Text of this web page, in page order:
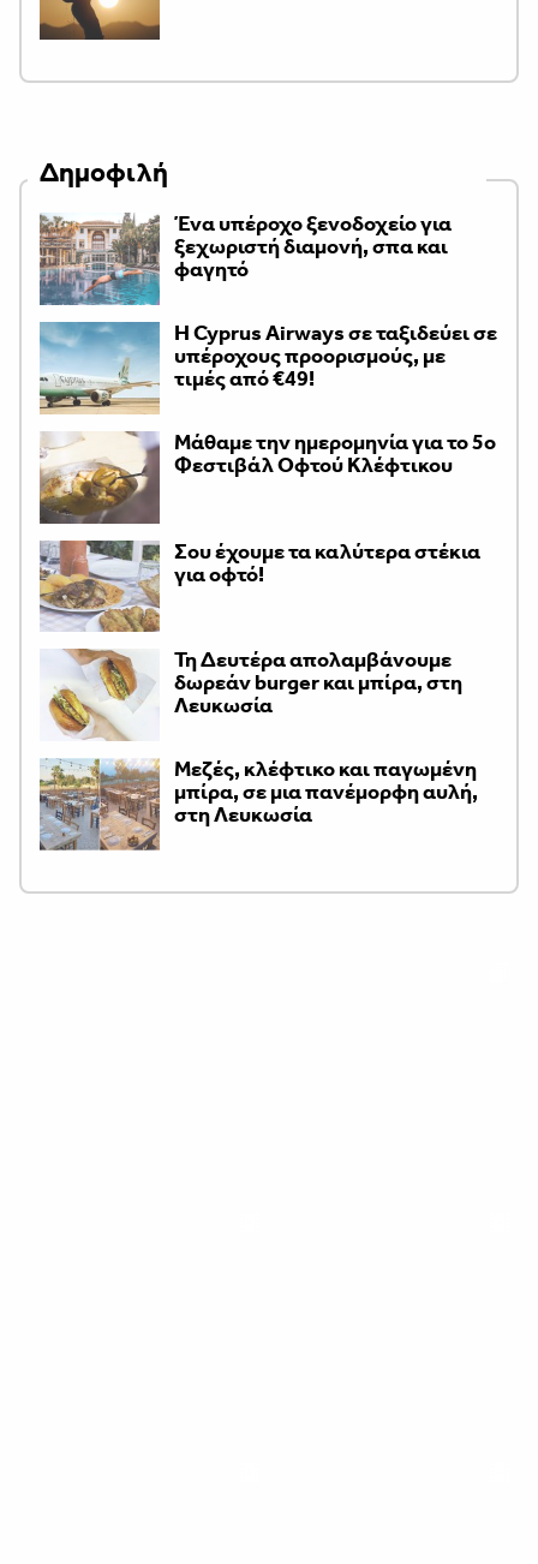
Δημοφιλή
Ένα υπέροχο ξενοδοχείο για
ξεχωριστή διαμονή, σπα και
φαγητό
H Cyprus Airways σε ταξιδεύει σε
υπέροχους προορισμούς, με
τιμές από €49!
Μάθαμε την ημερομηνία για το 5ο
Φεστιβάλ Οφτού Κλέφτικου
Σου έχουμε τα καλύτερα στέκια
για οφτό!
Τη Δευτέρα απολαμβάνουμε
δωρεάν burger και μπίρα, στη
Λευκωσία
Μεζές, κλέφτικο και παγωμένη
μπίρα, σε μια πανέμορφη αυλή,
στη Λευκωσία